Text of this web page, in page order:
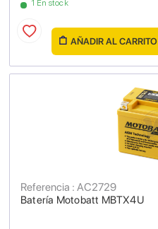
1 En stock
AÑADIR AL CARRITO
Batería Motobatt MBTX4U
Referencia : AC2729